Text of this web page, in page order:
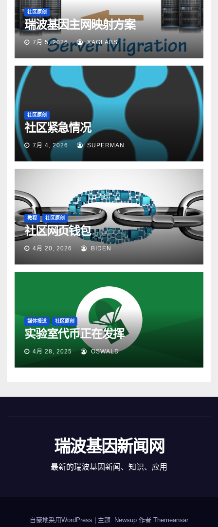
社区原创
瑞波基因主网映射方案
7月 5, 2026 XAGLABS
社区原创
社区紧急情况
7月 4, 2026 SUPERMAN
教程 社区原创
社区网页钱包
4月 20, 2026 BIDEN
媒体报道 社区原创
实验室代币正在发挥
4月 28, 2025 OSWALD
瑞波基因新闻网
最新的瑞波基因新闻、知识、应用
自豪地采用WordPress 主题: Newsup 作者 Themeansar